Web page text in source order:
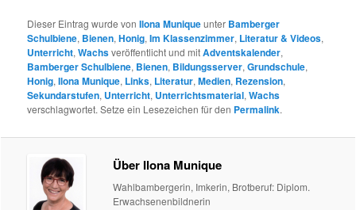
Dieser Eintrag wurde vonIlona Muniqueunter Bamberger
Schulbiene, Bienen,Honig,Im Klassenzimmer, Literatur & Videos,
Unterricht,Wachsveröffentlicht und mitAdventskalender,
Bamberger Schulbiene, Bienen, Bildungsserver,Grundschule,
Honig,Ilona Munique, Links, Literatur,Medien, Rezension,
Sekundarstufen, Unterricht, Unterrichtsmaterial,Wachs
verschlagwortet. Setze ein Lesezeichen für den Permalink.
Über Ilona Munique
Wahlbambergerin, Imkerin, Brotberuf: Diplom.
Erwachsenenbildnerin